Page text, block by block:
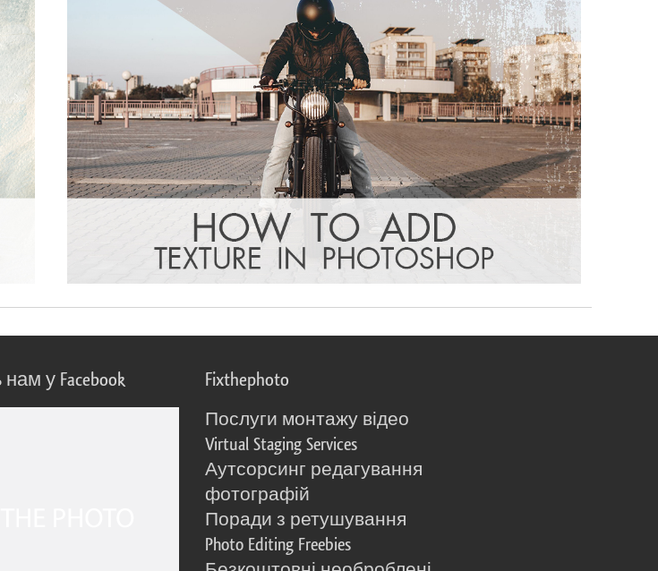
у Facebook Fixthephoto
Послуги монтажу відео
Virtual Staging Services
Аутсорсинг редагування
фотографій
Поради з ретушування
Photo Editing Freebies